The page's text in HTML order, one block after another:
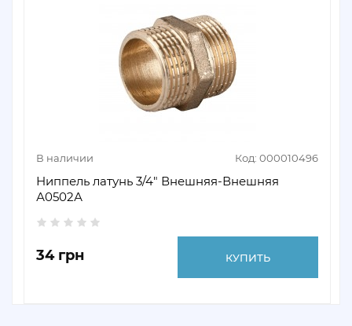
В наличии Код: 000010496
Ниппель латунь 3/4″ Внешняя-Внешняя
А0502А
34 грн КУПИТЬ